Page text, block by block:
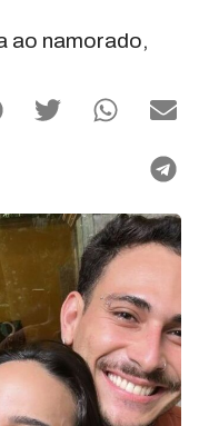
ao namorado,